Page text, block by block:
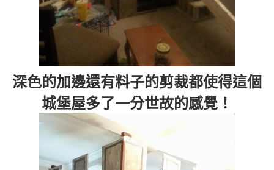
深色的加邊還有料子的剪裁都使得這個
城堡屋多了一分世故的感覺！